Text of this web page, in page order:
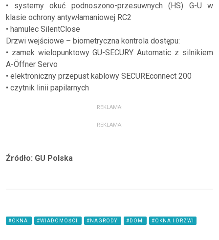
• systemy okuć podnoszono-przesuwnych (HS) G-U w
klasie ochrony antywłamaniowej RC2
• hamulec SilentClose
Drzwi wejściowe – biometryczna kontrola dostępu:
• zamek wielopunktowy GU-SECURY Automatic z silnikiem
A-Öffner Servo
• elektroniczny przepust kablowy SECUREconnect 200
• czytnik linii papilarnych
REKLAMA:
REKLAMA:
Źródło: GU Polska
#OKNA #WIADOMOŚCI #NAGRODY #DOM #OKNA I DRZWI